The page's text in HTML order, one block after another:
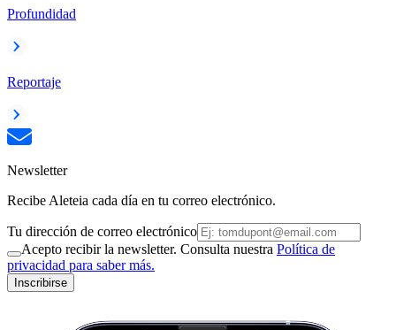
Profundidad
Reportaje
Newsletter
Recibe Aleteia cada día en tu correo electrónico.
Tu dirección de correo electrónico
Acepto recibir la newsletter. Consulta nuestra Política de
privacidad para saber más.
Inscribirse